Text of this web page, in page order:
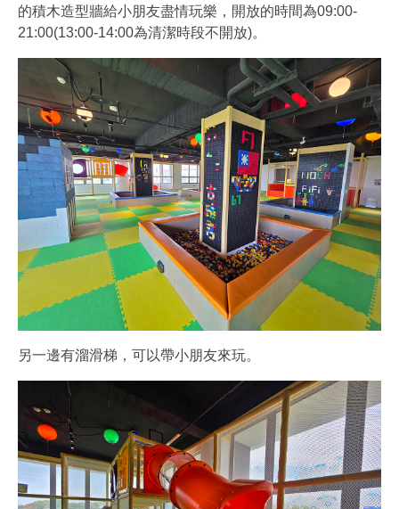
的積木造型牆給小朋友盡情玩樂，開放的時間為09:00-
21:00(13:00-14:00為清潔時段不開放)。
另一邊有溜滑梯，可以帶小朋友來玩。